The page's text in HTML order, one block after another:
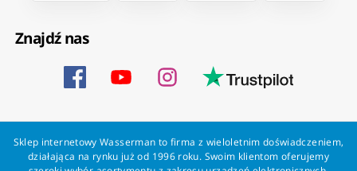
Znajdź nas
Sklep internetowy Wasserman to firma z wieloletnim doświadczeniem,
działająca na rynku już od 1996 roku. Swoim klientom oferujemy